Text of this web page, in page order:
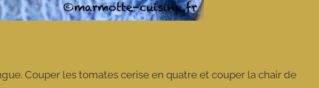
Couper les tomates cerise en quatre et couper la chair de